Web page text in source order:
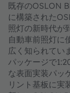
既存のOSLON
に構築された
照灯の新時代が
自動車前照灯に
広く知られてい
パッケージで
な表面実装パッ
リント基板に実